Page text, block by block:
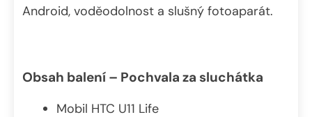
Android, voděodolnost a slušný fotoaparát.
Obsah balení – Pochvala za sluchátka
Mobil HTC U11 Life